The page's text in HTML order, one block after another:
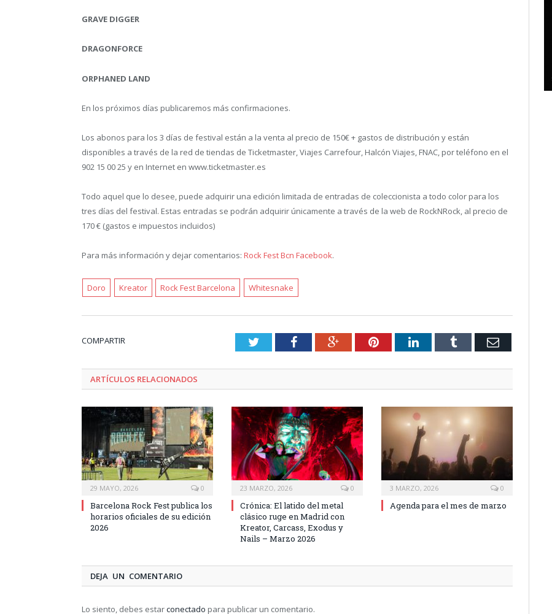
GRAVE DIGGER
DRAGONFORCE
ORPHANED LAND
En los próximos días publicaremos más confirmaciones.
Los abonos para los 3 días de festival están a la venta al precio de 150€ + gastos de distribución y están
disponibles a través de la red de tiendas de Ticketmaster, Viajes Carrefour, Halcón Viajes, FNAC, por teléfono en el
902 15 00 25 y en Internet en www.ticketmaster.es
Todo aquel que lo desee, puede adquirir una edición limitada de entradas de coleccionista a todo color para los
tres días del festival. Estas entradas se podrán adquirir únicamente a través de la web de RockNRock, al precio de
170 € (gastos e impuestos incluidos)
Para más información y dejar comentarios: Rock Fest Bcn Facebook.
Doro Kreator Rock Fest Barcelona Whitesnake
COMPARTIR TwitterFacebookGoogle+PinterestLinkedInTumblr Email
ARTÍCULOS RELACIONADOS
29 MAYO, 2026 0
Barcelona Rock Fest publica los
horarios oficiales de su edición
2026
23 MARZO, 2026 0
Crónica: El latido del metal
clásico ruge en Madrid con
Kreator, Carcass, Exodus y
Nails – Marzo 2026
3 MARZO, 2026 0
Agenda para el mes de marzo
DEJA UN COMENTARIO
Lo siento, debes estarconectado para publicar un comentario.